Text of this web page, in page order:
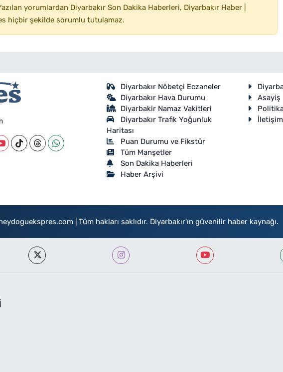
yorumlardan Diyarbakır Son Dakika Haberleri, Diyarbakır Haber |
hiçbir şekilde sorumlu tutulamaz.
Diyarbakır Nöbetçi Eczaneler
Diyarbakır Hava Durumu
Diyarbakir Namaz Vakitleri
Diyarbakır Trafik Yoğunluk
Haritası
Puan Durumu ve Fikstür
Tüm Manşetler
Son Dakika Haberleri
Haber Arşivi
Asayiş
İletişim
| Tüm hakları saklıdır. Diyarbakır'ın güvenilir haber kaynağı.